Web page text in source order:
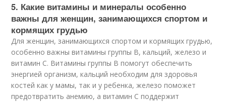
5. Какие витамины и минералы особенно
важны для женщин, занимающихся спортом и
кормящих грудью
Для женщин, занимающихся спортом и кормящих грудью,
особенно важны витамины группы В, кальций, железо и
витамин С. Витамины группы В помогут обеспечить
энергией организм, кальций необходим для здоровья
костей как у мамы, так и у ребенка, железо поможет
предотвратить анемию, а витамин С поддержит